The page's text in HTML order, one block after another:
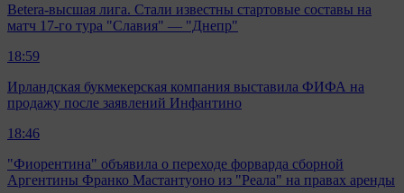
Betera-высшая лига. Стали известны стартовые составы на
матч 17-го тура "Славия" — "Днепр"
18:59
Ирландская букмекерская компания выставила ФИФА на
продажу после заявлений Инфантино
18:46
"Фиорентина" объявила о переходе форварда сборной
Аргентины Франко Мастантуоно из "Реала" на правах аренды